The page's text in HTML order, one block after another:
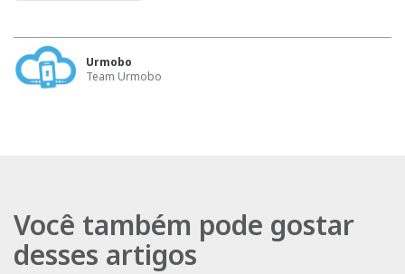
Urmobo
Team Urmobo
Você também pode gostar
desses artigos